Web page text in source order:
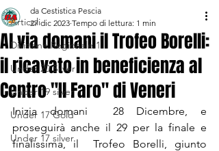
Articoli
Divisione Regionale 1
Under 20 Silver
Under 19 silver
Under 17 Gold
Under 17 silver
Al via domani il Trofeo Borelli:
il ricavato in beneficienza al
Centro "Il Faro" di Veneri
da Cestistica Pescia
27 dic 2023 Tempo di lettura: 1 min
Inizia domani  28 Dicembre, e
proseguirà anche il 29 per la finale e
finalissima, il  Trofeo Borelli, giunto